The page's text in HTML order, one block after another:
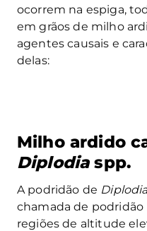
ocorrem na espiga,
em grãos de milho
agentes causais e
delas:
Milho ardido
Diplodiaspp.
A podridão de
chamada de podridão
regiões de altitude